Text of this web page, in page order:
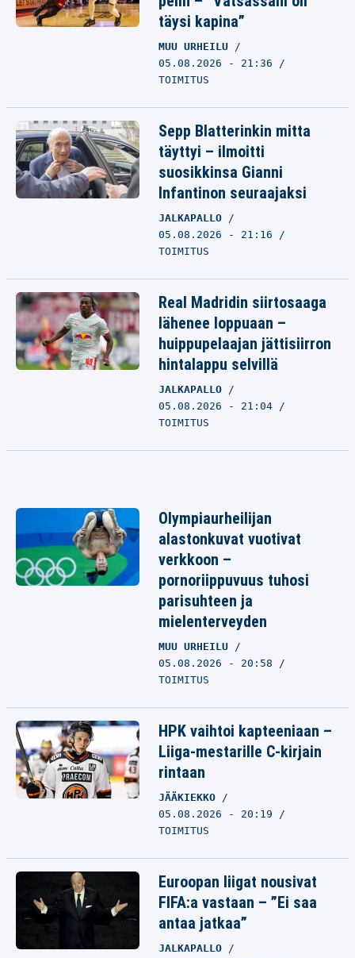
täysi kapina”
MUU URHEILU
05.08.2026 - 21:36
TOIMITUS
Sepp Blatterinkin mitta
täyttyi – ilmoitti
suosikkinsa Gianni
Infantinon seuraajaksi
JALKAPALLO
05.08.2026 - 21:16
TOIMITUS
Real Madridin siirtosaaga
lähenee loppuaan –
huippupelaajan jättisiirron
hintalappu selvillä
JALKAPALLO
05.08.2026 - 21:04
TOIMITUS
Olympiaurheilijan
alastonkuvat vuotivat
verkkoon –
pornoriippuvuus tuhosi
parisuhteen ja
mielenterveyden
MUU URHEILU
05.08.2026 - 20:58
TOIMITUS
HPK vaihtoi kapteeniaan –
Liiga-mestarille C-kirjain
rintaan
JÄÄKIEKKO
05.08.2026 - 20:19
TOIMITUS
Euroopan liigat nousivat
FIFA:a vastaan – ”Ei saa
antaa jatkaa”
JALKAPALLO